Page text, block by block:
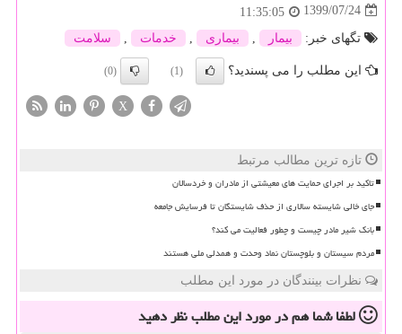
1399/07/24
11:35:05
تگهای خبر:
بیمار بیماری خدمات سلامت
این مطلب را می پسندید؟ (1)
(0)
X
تازه ترین مطالب مرتبط
تاکید بر اجرای حمایت های معیشتی از مادران و خردسالان
جای خالی شایسته سالاری از حذف شایستگان تا فرسایش جامعه
بانک شیر مادر چیست و چطور فعالیت می کند؟
مردم سیستان و بلوچستان نماد وحدت و همدلی ملی هستند
نظرات بینندگان در مورد این مطلب
لطفا شما همدر مورد این مطلبنظر دهید